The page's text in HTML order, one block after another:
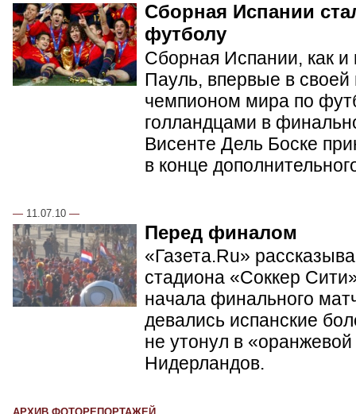
Сборная Испании
футболу
Сборная Испании, как и
Пауль, впервые в своей
чемпионом мира по
голландцами в
Висенте Дель Боске
в конце
— 11.07.10 —
Перед финалом
«Газета.Ru»
стадиона «Соккер
начала финального
девались испанские
не утонул в
Нидерландов.